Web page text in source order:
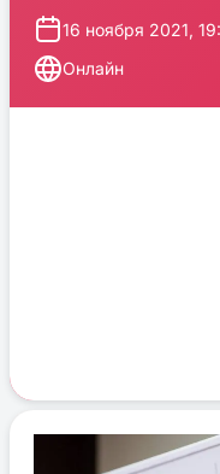
16 ноября 2021,
Онлайн